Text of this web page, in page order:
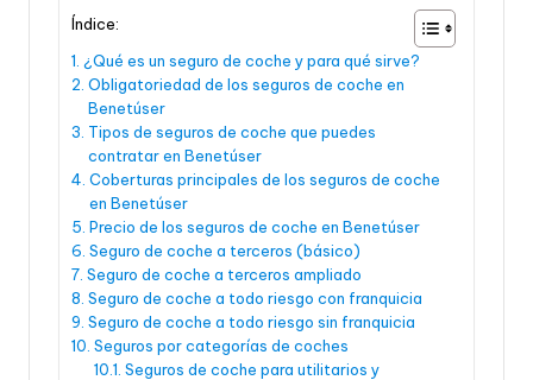
Índice:
¿Qué es un seguro de coche y para qué sirve?
Obligatoriedad de los seguros de coche en
Benetúser
Tipos de seguros de coche que puedes
contratar en Benetúser
Coberturas principales de los seguros de coche
en Benetúser
Precio de los seguros de coche en Benetúser
Seguro de coche a terceros (básico)
Seguro de coche a terceros ampliado
Seguro de coche a todo riesgo con franquicia
Seguro de coche a todo riesgo sin franquicia
Seguros por categorías de coches
Seguros de coche para utilitarios y